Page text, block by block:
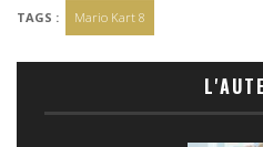
TAGS : Mario Kart 8